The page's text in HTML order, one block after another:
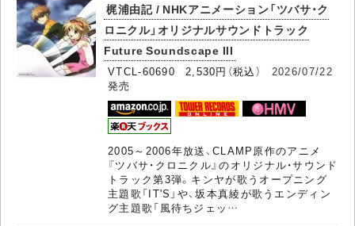
梶浦由記 / NHKアニメーション「ツバサ・ク
ロニクル」オリジナルサウンドトラック
Future Soundscape III
VTCL-60690 2,530円（税込） 2026/07/22
発売
2005～2006年放送、CLAMP原作のアニメ
『ツバサ・クロニクル』のオリジナル・サウンド
トラック第3弾。キンヤが歌うオープニング
主題歌「IT'S」や、坂本真綾が歌うエンディン
グ主題歌「風待ちジェッ…